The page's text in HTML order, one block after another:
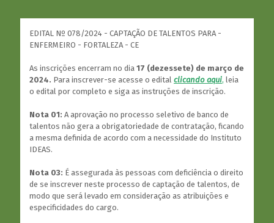
EDITAL Nº 078/2024 - CAPTAÇÃO DE TALENTOS PARA -
ENFERMEIRO - FORTALEZA - CE
As inscrições encerram no dia 17 (dezessete) de março de
2024. Para inscrever-se acesse o edital clicando aqui, leia
o edital por completo e siga as instruções de inscrição.
Nota 01: A aprovação no processo seletivo de banco de
talentos não gera a obrigatoriedade de contratação, ficando
a mesma definida de acordo com a necessidade do Instituto
IDEAS.
Nota 03: É assegurada às pessoas com deficiência o direito
de se inscrever neste processo de captação de talentos, de
modo que será levado em consideração as atribuições e
especificidades do cargo.